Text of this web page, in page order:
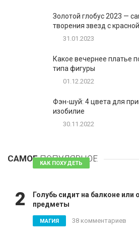
Золотой глобус 2023 —
творения звезд с
31.01.2023
Какое вечернее платье
типа фигуры
01.12.2022
Фэн-шуй: 4 цвета для
изобилие
30.11.2022
САМОЕПОПУЛЯРНОЕ
КАК ПОХУДЕТЬ 81
2
Голубь сидит на балконе или
предметы
МАГИЯ 38 комментариев